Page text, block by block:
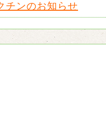
チンのお知らせ